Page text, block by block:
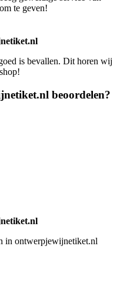
te geven!
is bevallen. Dit horen wij
beoordelen?
in ontwerpjewijnetiket.nl